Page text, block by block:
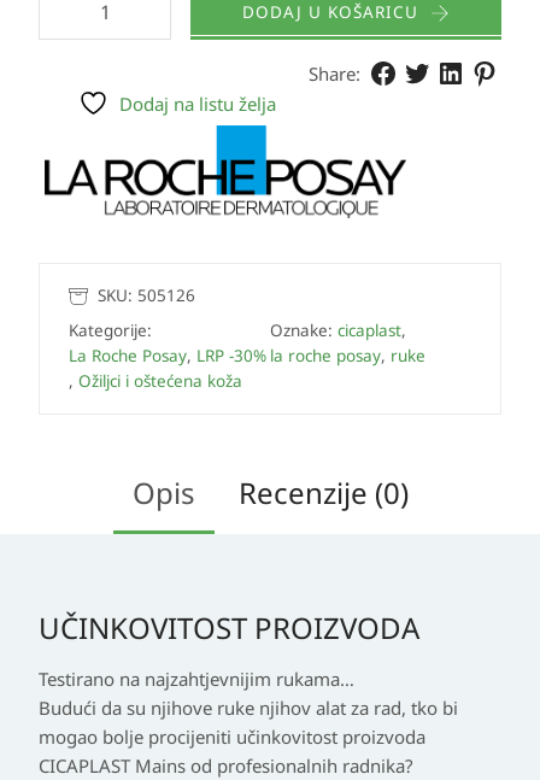
DODAJ U KOŠARICU
Share:
Dodaj na listu želja
SKU: 505126
Kategorije:
La Roche Posay, LRP -30%
, Ožiljci i oštećena koža
Oznake: cicaplast,
la roche posay, ruke
Opis Recenzije (0)
UČINKOVITOST PROIZVODA
Testirano na najzahtjevnijim rukama…
Budući da su njihove ruke njihov alat za rad, tko bi
mogao bolje procijeniti učinkovitost proizvoda
CICAPLAST Mains od profesionalnih radnika?